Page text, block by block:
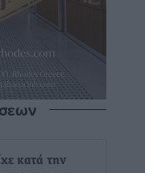
κατά την